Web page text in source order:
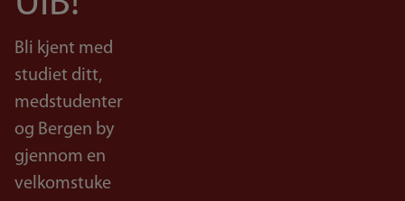
Bli kjent med
studiet ditt,
medstudenter
og Bergen by
gjennom en
velkomstuke